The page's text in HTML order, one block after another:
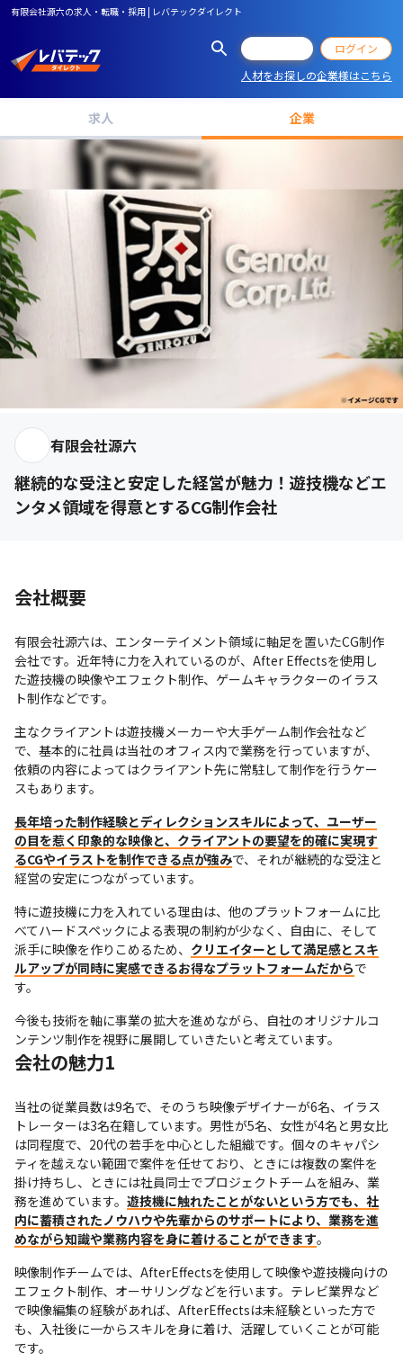
有限会社源六の求人・転職・採用 | レバテックダイレクト
ログイン
人材をお探しの企業様はこちら
求人 企業
有限会社源六
継続的な受注と安定した経営が魅力！遊技機などエ
ンタメ領域を得意とするCG制作会社
会社概要
有限会社源六は、エンターテイメント領域に軸足を置いたCG制作
会社です。近年特に力を入れているのが、After Effectsを使用し
た遊技機の映像やエフェクト制作、ゲームキャラクターのイラス
ト制作などです。
主なクライアントは遊技機メーカーや大手ゲーム制作会社など
で、基本的に社員は当社のオフィス内で業務を行っていますが、
依頼の内容によってはクライアント先に常駐して制作を行うケー
スもあります。
長年培った制作経験とディレクションスキルによって、ユーザー
の目を惹く印象的な映像と、クライアントの要望を的確に実現す
るCGやイラストを制作できる点が強みで、それが継続的な受注と
経営の安定につながっています。
特に遊技機に力を入れている理由は、他のプラットフォームに比
べてハードスペックによる表現の制約が少なく、自由に、そして
派手に映像を作りこめるため、 クリエイターとして満足感とスキ
ルアップが同時に実感できるお得なプラットフォームだからで
す。
今後も技術を軸に事業の拡大を進めながら、自社のオリジナルコ
ンテンツ制作を視野に展開していきたいと考えています。
会社の魅力1
当社の従業員数は9名で、そのうち映像デザイナーが6名、イラス
トレーターは3名在籍しています。男性が5名、女性が4名と男女比
は同程度で、20代の若手を中心とした組織です。個々のキャパシ
ティを越えない範囲で案件を任せており、ときには複数の案件を
掛け持ちし、ときには社員同士でプロジェクトチームを組み、業
務を進めています。 遊技機に触れたことがないという方でも、社
内に蓄積されたノウハウや先輩からのサポートにより、業務を進
めながら知識や業務内容を身に着けることができます。
映像制作チームでは、AfterEffectsを使用して映像や遊技機向けの
エフェクト制作、オーサリングなどを行います。テレビ業界など
で映像編集の経験があれば、AfterEffectsは未経験といった方で
も、入社後に一からスキルを身に着け、活躍していくことが可能
です。